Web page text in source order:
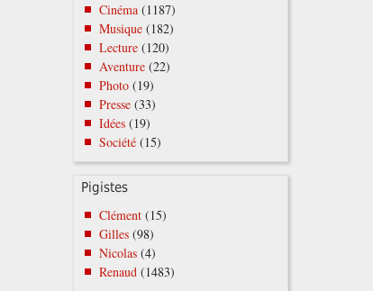
Cinéma (1187)
Musique (182)
Lecture (120)
Aventure (22)
Photo (19)
Presse (33)
Idées (19)
Société (15)
Pigistes
Clément (15)
Gilles (98)
Nicolas (4)
Renaud (1483)